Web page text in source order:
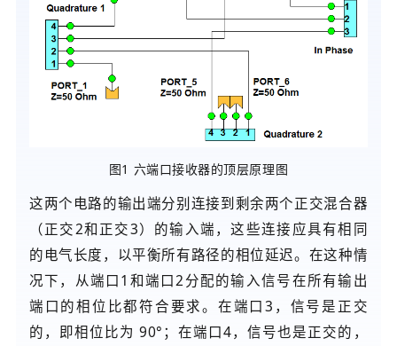
图1 六端口接收器的顶层原理图
这两个电路的输出端分别连接到剩余两个正交混合器
（正交2和正交3）的输入端，这些连接应具有相同
的电气长度，以平衡所有路径的相位延迟。在这种情
况下，从端口1和端口2分配的输入信号在所有输出
端口的相位比都符合要求。在端口3，信号是正交
的，即相位比为 90°；在端口4，信号也是正交的，